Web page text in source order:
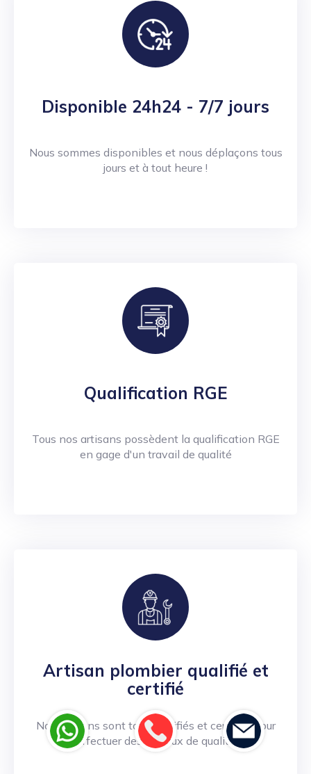
Disponible 24h24 - 7/7 jours
Nous sommes disponibles et nous déplaçons tous
jours et à tout heure !
Qualification RGE
Tous nos artisans possèdent la qualification RGE
en gage d'un travail de qualité
Artisan plombier qualifié et
certifié
Nos artisans sont tous qualifiés et certifiés pour
effectuer des travaux de qualité